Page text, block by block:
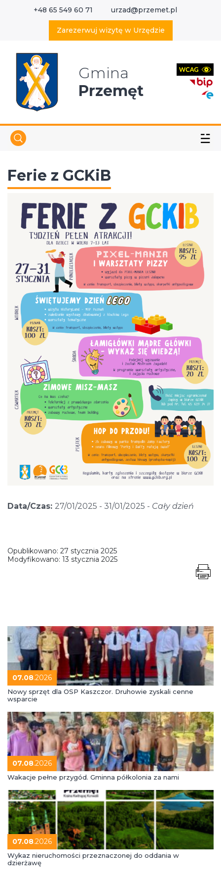
+48 65 549 60 71 urzad@przemet.pl
Zarezerwuj wizytę w Urzędzie
Gmina
Przemęt
☱
Ferie z GCKiB
Data/Czas: 27/01/2025 - 31/01/2025 - Cały dzień
Opublikowano: 27 stycznia 2025
Modyfikowano: 13 stycznia 2025
07.08.2026
Nowy sprzęt dla OSP Kaszczor. Druhowie zyskali cenne
wsparcie
07.08.2026
Wakacje pełne przygód. Gminna półkolonia za nami
07.08.2026
Wykaz nieruchomości przeznaczonej do oddania w
dzierżawę
Wyszukaj w serwisie